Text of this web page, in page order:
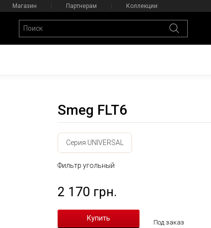
Магазин Партнерам Коллекции
Smeg FLT6
Серия UNIVERSAL
Фильтр угольный
2 170 грн.
Под заказ